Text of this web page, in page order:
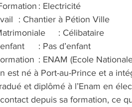
Filière de Formation	: Electricité
Lieu de travail	: Chantier à Pétion Ville
Situation Matrimoniale	: Célibataire
Nombre d’enfant	: Pas d’enfant
Ecole de Formation	: ENAM
est né à Port-au-Prince et a
et diplômé à l’Enam en
depuis sa formation, ce